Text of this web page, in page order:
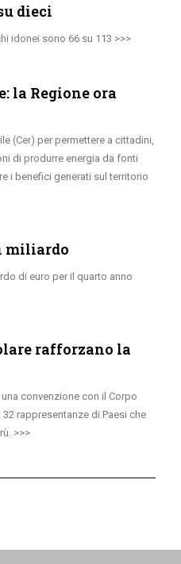
dieci
idonei sono 66 su 113
la Regione ora
(Cer) per permettere a cittadini,
di produrre energia da fonti
i benefici generati sul territorio
miliardo
di euro per il quarto anno
rafforzano la
convenzione con il Corpo
rappresentanze di Paesi che